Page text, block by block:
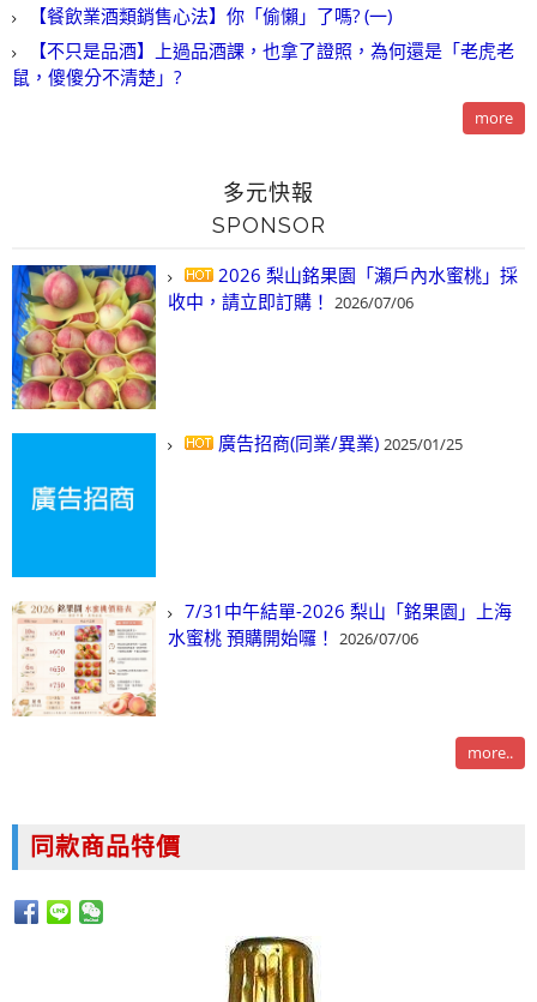
【餐飲業酒類銷售心法】你「偷懶」了嗎? (一)
【不只是品酒】上過品酒課，也拿了證照，為何還是「老虎老
鼠，傻傻分不清楚」?
more
多元快報
SPONSOR
2026 梨山銘果園「瀨戶內水蜜桃」採
收中，請立即訂購！ 2026/07/06
廣告招商(同業/異業) 2025/01/25
7/31中午結單-2026 梨山「銘果園」上海
水蜜桃 預購開始囉！ 2026/07/06
more..
同款商品特價